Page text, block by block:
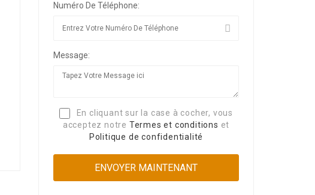
Numéro De Téléphone:
Message:
En cliquant sur la case à cocher, vous
acceptez notre Termes et conditions et
Politique de confidentialité